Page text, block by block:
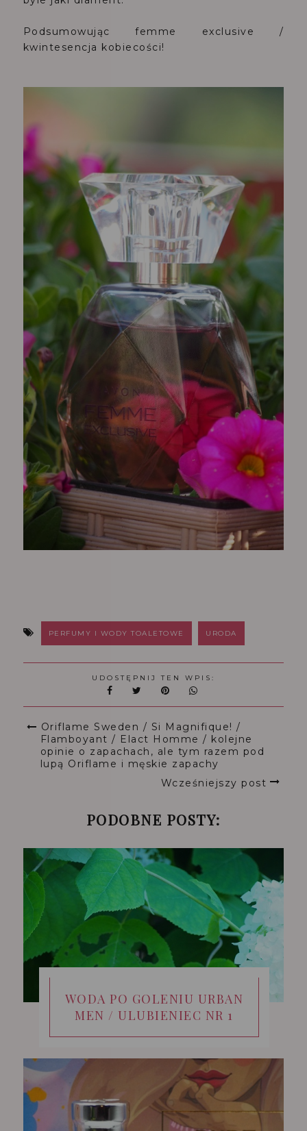
Podsumowując femme exclusive /
kwintesencja kobiecości!
PERFUMY I WODY TOALETOWE URODA
UDOSTĘPNIJ TEN WPIS:
Oriflame Sweden / Si Magnifique! /
Flamboyant / Elact Homme / kolejne
opinie o zapachach, ale tym razem pod
lupą Oriflame i męskie zapachy
Wcześniejszy post
PODOBNE POSTY:
WODA PO GOLENIU URBAN
MEN / ULUBIENIEC NR 1